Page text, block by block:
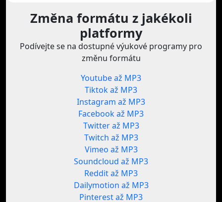
Změna formátu z jakékoli
platformy
Podívejte se na dostupné výukové programy pro
změnu formátu
Youtube až MP3
Tiktok až MP3
Instagram až MP3
Facebook až MP3
Twitter až MP3
Twitch až MP3
Vimeo až MP3
Soundcloud až MP3
Reddit až MP3
Dailymotion až MP3
Pinterest až MP3